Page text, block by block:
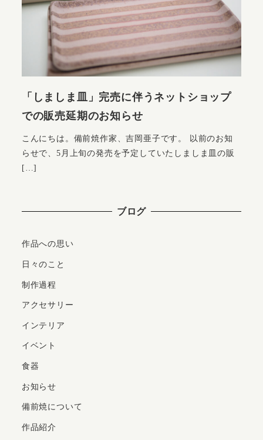
「しましま皿」完売に伴うネットショップ
での販売延期のお知らせ
こんにちは。備前焼作家、吉岡亜子です。 以前のお知
らせで、5月上旬の発売を予定していたしましま皿の販
[…]
ブログ
作品への思い
日々のこと
制作過程
アクセサリー
インテリア
イベント
食器
お知らせ
備前焼について
作品紹介